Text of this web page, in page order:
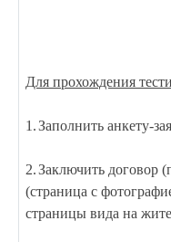
Для прохождения
1.Заполнить анкету-
2.Заключить договор
(страница с
страницы вида на